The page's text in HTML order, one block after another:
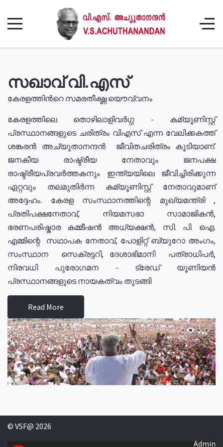
സഖാവ് വി.എസ്
കേരളത്തിൻറെ സമരതീക്ഷ്ണ യൌവ്വനം
കേരളത്തിലെ തൊഴിലാളിവർഗ്ഗ - കമ്യൂണിസ്റ്റ്
പ്രസ്ഥാനങ്ങളുടെ ചരിത്രം വിഎസ് എന്ന വേലിക്കകത്ത്
ശങ്കരൻ അച്യുതാനന്ദൻ ജീവിതചരിത്രം കൂടിയാണ്.
ജനകീയ രാഷ്ട്രീയ നേതാവും ജനപക്ഷ
രാഷ്ട്രീയപ്രവർത്തകനും ഇന്ത്യയിലെ ജീവിച്ചിരിക്കുന്ന
ഏറ്റവും തലമുതിർന്ന കമ്യൂണിസ്റ്റ് നേതാവുമാണ്
അദ്ദേഹം. കേരള സംസ്ഥാനത്തിന്റെ മുഖ്യമന്ത്രി ,
പ്രതിപക്ഷനേതാവ്, നിയമസഭാ സാമാജികൻ,
ഭരണപരിഷ്കാര കമ്മീഷൻ അധ്യക്ഷൻ, സി. പി. ഐ.
എമ്മിന്റെ സഥാപക നേതാവ്, പോളിറ്റ് ബ്യുറോ അംഗം,
സംസ്ഥാന സെക്രട്ടറി, ദേശാഭിമാനി പത്രാധിപർ,
നിരവധി പുരോഗമന - ട്രേഡ് യൂണിയൻ
പ്രസ്ഥാനങ്ങളുടെ നായകത്വം തുടങ്ങി
Read More
© VSF@ 2026
Admin